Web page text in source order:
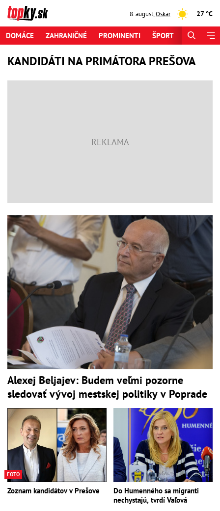
8. august,Oskar 27 °C
DOMÁCE ZAHRANIČNÉ PROMINENTI ŠPORT
KANDIDÁTI NA PRIMÁTORA PREŠOVA
Alexej Beljajev: Budem veľmi pozorne
sledovať vývoj mestskej politiky v Poprade
FOTO
Zoznam kandidátov v Prešove
Do Humenného sa migranti
nechystajú, tvrdí Vaľová